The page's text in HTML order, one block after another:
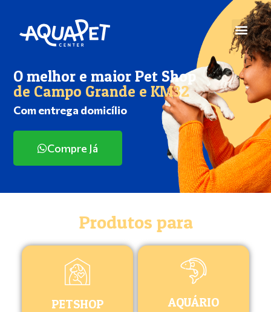
O melhor e maior Pet Shop
de Campo Grande e KM32
Com entrega domicílio
Compre Já
Produtos para
PETSHOP AQUÁRIO